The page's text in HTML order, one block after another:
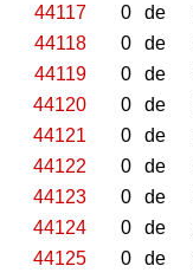
44117
0 de
44118
0 de
44119
0 de
44120
0 de
44121
0 de
44122
0 de
44123
0 de
44124
0 de
44125
0 de